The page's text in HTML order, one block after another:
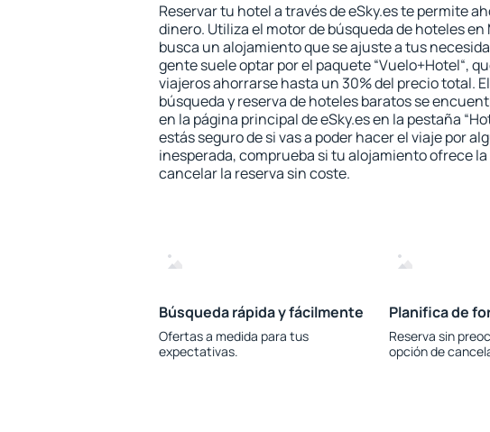
Reservar tu hotel a través de eSky.es te permite
dinero. Utiliza el motor de búsqueda de hoteles en
busca un alojamiento que se ajuste a tus
gente suele optar por el paquete “Vuelo+Hotel“,
viajeros ahorrarse hasta un 30% del precio total.
búsqueda y reserva de hoteles baratos se
en la página principal de eSky.es en la pestaña
estás seguro de si vas a poder hacer el viaje por
inesperada, comprueba si tu alojamiento ofrece
cancelar la reserva sin coste.
Búsqueda rápida y fácilmente
Ofertas a medida para tus
expectativas.
Planifica de
Reserva sin
opción de